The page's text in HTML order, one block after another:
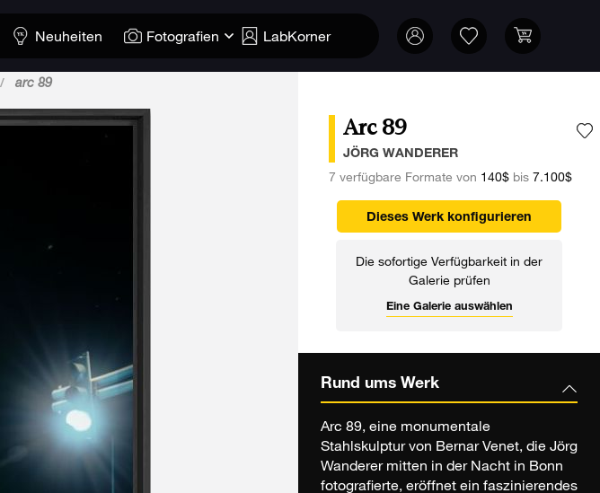
Neuheiten Fotografien LabKorner
arc 89
Arc 89
JÖRG WANDERER
7 verfügbare Formate von 140$bis 7.100$
Dieses Werk konfigurieren
Die sofortige Verfügbarkeit in der
Galerie prüfen
Eine Galerie auswählen
Rund ums Werk
Arc 89, eine monumentale
Stahlskulptur von Bernar Venet, die Jörg
Wanderer mitten in der Nacht in Bonn
fotografierte, eröffnet ein faszinierendes